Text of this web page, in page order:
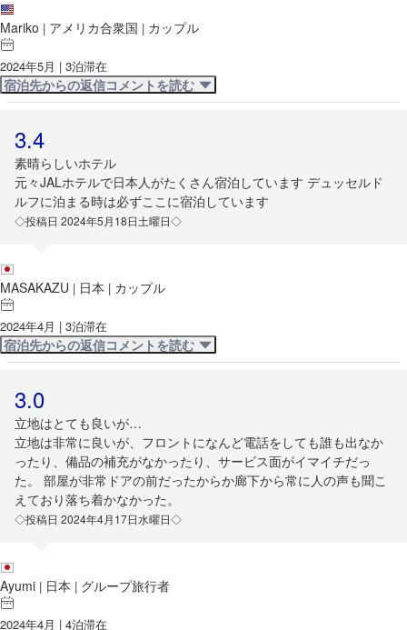
Mariko | アメリカ合衆国 | カップル
2024年5月 | 3泊滞在
宿泊先からの返信コメントを読む
3.4
素晴らしいホテル
元々JALホテルで日本人がたくさん宿泊しています デュッセルド
ルフに泊まる時は必ずここに宿泊しています
◇投稿日 2024年5月18日土曜日◇
MASAKAZU | 日本 | カップル
2024年4月 | 3泊滞在
宿泊先からの返信コメントを読む
3.0
立地はとても良いが…
立地は非常に良いが、フロントになんど電話をしても誰も出なか
ったり、備品の補充がなかったり、サービス面がイマイチだっ
た。 部屋が非常ドアの前だったからか廊下から常に人の声も聞こ
えており落ち着かなかった。
◇投稿日 2024年4月17日水曜日◇
Ayumi | 日本 | グループ旅行者
2024年4月 | 4泊滞在